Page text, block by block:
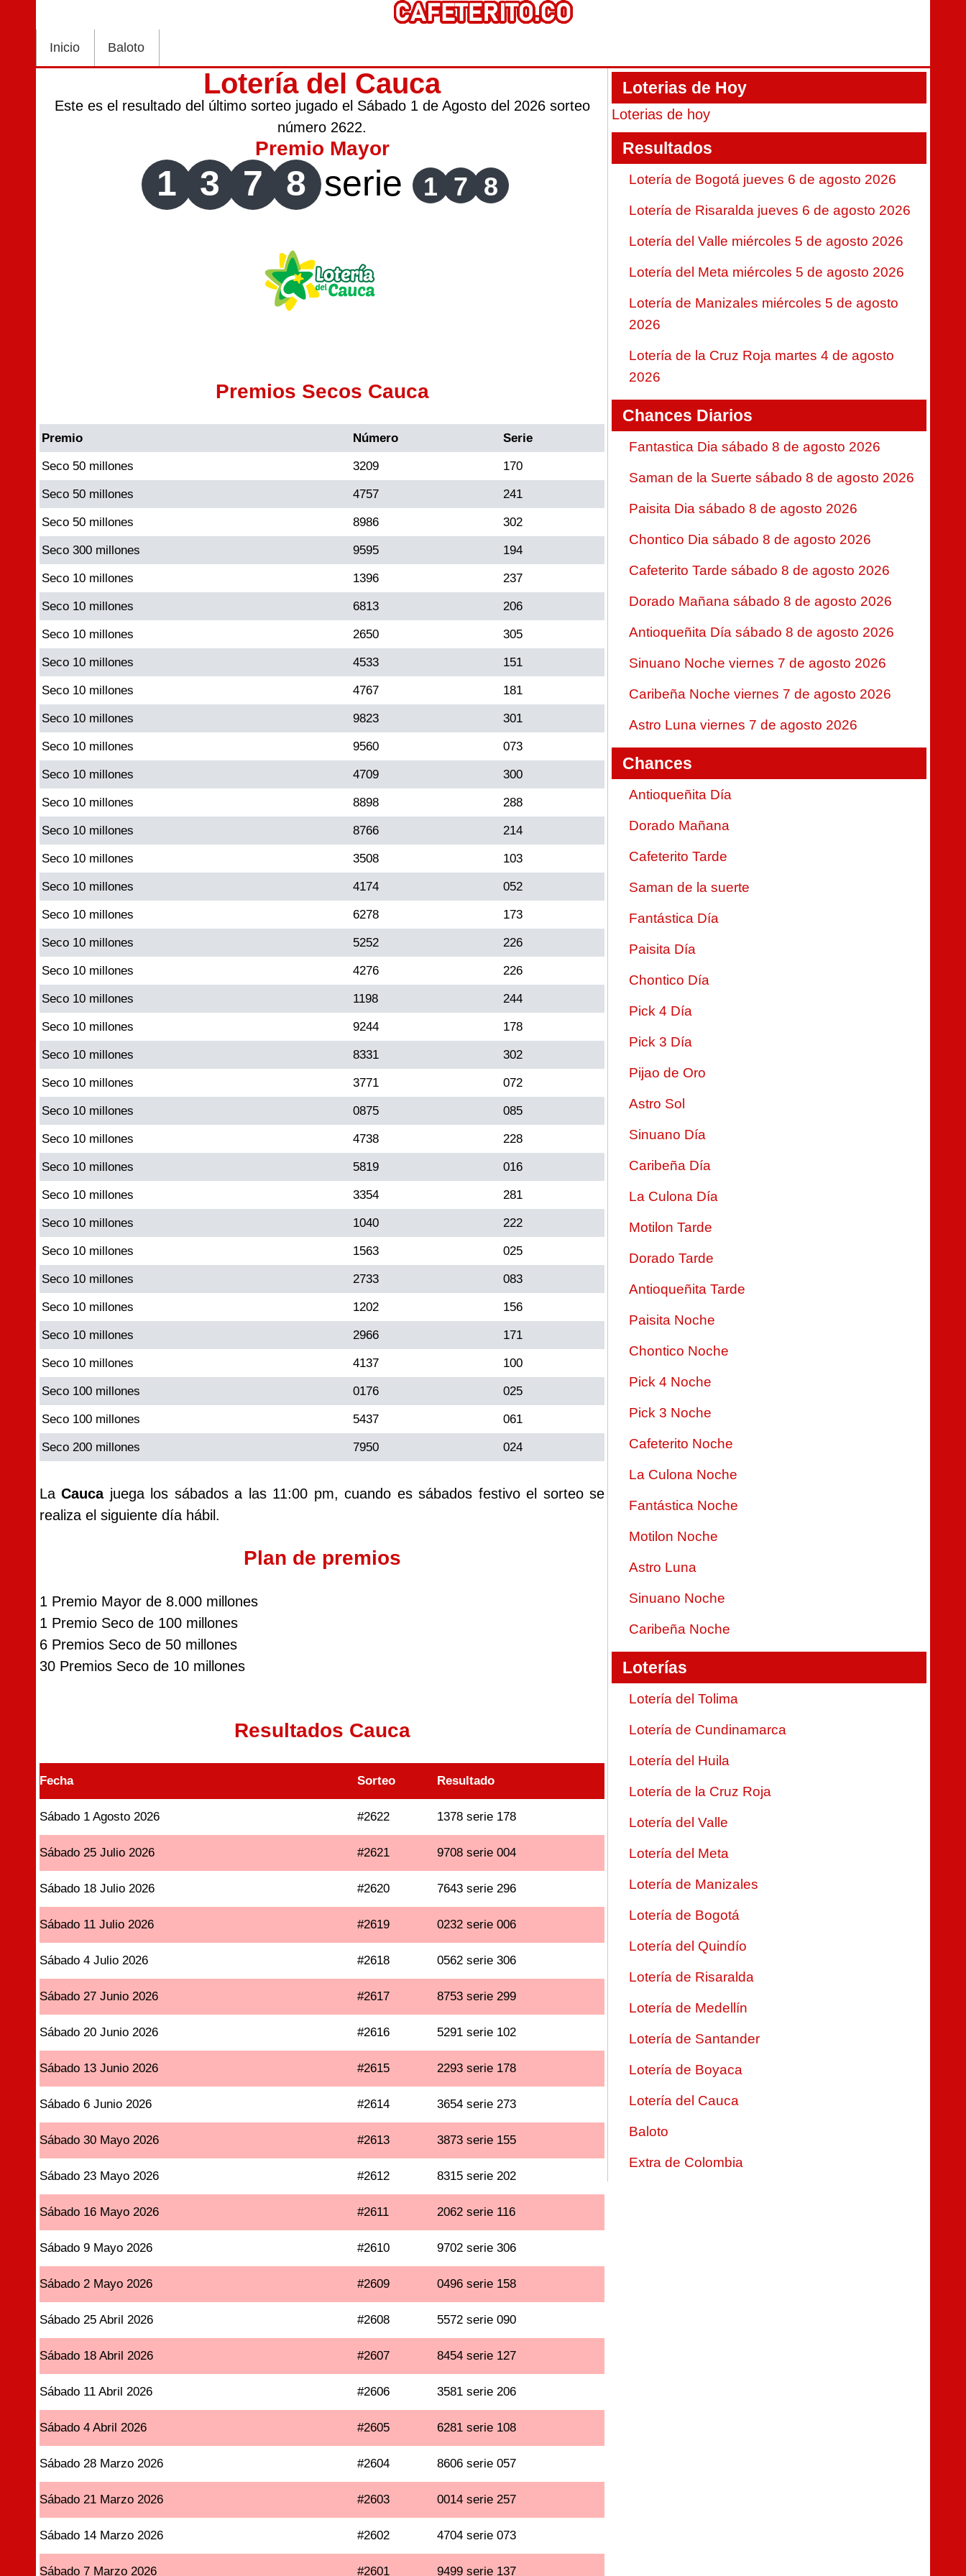
Inicio Baloto
Lotería del Cauca
Este es el resultado del último sorteo jugado el Sábado 1 de Agosto del 2026 sorteo
número 2622.
Premio Mayor
1 3 7 8 serie 1 7 8
Premios Secos Cauca
Premio Número Serie
Seco 50 millones 3209 170
Seco 50 millones 4757 241
Seco 50 millones 8986 302
Seco 300 millones 9595 194
Seco 10 millones 1396 237
Seco 10 millones 6813 206
Seco 10 millones 2650 305
Seco 10 millones 4533 151
Seco 10 millones 4767 181
Seco 10 millones 9823 301
Seco 10 millones 9560 073
Seco 10 millones 4709 300
Seco 10 millones 8898 288
Seco 10 millones 8766 214
Seco 10 millones 3508 103
Seco 10 millones 4174 052
Seco 10 millones 6278 173
Seco 10 millones 5252 226
Seco 10 millones 4276 226
Seco 10 millones 1198 244
Seco 10 millones 9244 178
Seco 10 millones 8331 302
Seco 10 millones 3771 072
Seco 10 millones 0875 085
Seco 10 millones 4738 228
Seco 10 millones 5819 016
Seco 10 millones 3354 281
Seco 10 millones 1040 222
Seco 10 millones 1563 025
Seco 10 millones 2733 083
Seco 10 millones 1202 156
Seco 10 millones 2966 171
Seco 10 millones 4137 100
Seco 100 millones 0176 025
Seco 100 millones 5437 061
Seco 200 millones 7950 024
LaCaucajuega los sábados a las 11:00 pm, cuando es sábados festivo el sorteo se
realiza el siguiente día hábil.
Plan de premios
1 Premio Mayor de 8.000 millones
1 Premio Seco de 100 millones
6 Premios Seco de 50 millones
30 Premios Seco de 10 millones
Resultados Cauca
Fecha Sorteo Resultado
Sábado 1 Agosto 2026 #2622 1378 serie 178
Sábado 25 Julio 2026 #2621 9708 serie 004
Sábado 18 Julio 2026 #2620 7643 serie 296
Sábado 11 Julio 2026 #2619 0232 serie 006
Sábado 4 Julio 2026 #2618 0562 serie 306
Sábado 27 Junio 2026 #2617 8753 serie 299
Sábado 20 Junio 2026 #2616 5291 serie 102
Sábado 13 Junio 2026 #2615 2293 serie 178
Sábado 6 Junio 2026 #2614 3654 serie 273
Sábado 30 Mayo 2026 #2613 3873 serie 155
Sábado 23 Mayo 2026 #2612 8315 serie 202
Sábado 16 Mayo 2026 #2611 2062 serie 116
Sábado 9 Mayo 2026 #2610 9702 serie 306
Sábado 2 Mayo 2026 #2609 0496 serie 158
Sábado 25 Abril 2026 #2608 5572 serie 090
Sábado 18 Abril 2026 #2607 8454 serie 127
Sábado 11 Abril 2026 #2606 3581 serie 206
Sábado 4 Abril 2026 #2605 6281 serie 108
Sábado 28 Marzo 2026 #2604 8606 serie 057
Sábado 21 Marzo 2026 #2603 0014 serie 257
Sábado 14 Marzo 2026 #2602 4704 serie 073
Sábado 7 Marzo 2026 #2601 9499 serie 137
Loterias de Hoy
Loterias de hoy
Resultados
Lotería de Bogotá jueves 6 de agosto 2026
Lotería de Risaralda jueves 6 de agosto 2026
Lotería del Valle miércoles 5 de agosto 2026
Lotería del Meta miércoles 5 de agosto 2026
Lotería de Manizales miércoles 5 de agosto
2026
Lotería de la Cruz Roja martes 4 de agosto
2026
Chances Diarios
Fantastica Dia sábado 8 de agosto 2026
Saman de la Suerte sábado 8 de agosto 2026
Paisita Dia sábado 8 de agosto 2026
Chontico Dia sábado 8 de agosto 2026
Cafeterito Tarde sábado 8 de agosto 2026
Dorado Mañana sábado 8 de agosto 2026
Antioqueñita Día sábado 8 de agosto 2026
Sinuano Noche viernes 7 de agosto 2026
Caribeña Noche viernes 7 de agosto 2026
Astro Luna viernes 7 de agosto 2026
Chances
Antioqueñita Día
Dorado Mañana
Cafeterito Tarde
Saman de la suerte
Fantástica Día
Paisita Día
Chontico Día
Pick 4 Día
Pick 3 Día
Pijao de Oro
Astro Sol
Sinuano Día
Caribeña Día
La Culona Día
Motilon Tarde
Dorado Tarde
Antioqueñita Tarde
Paisita Noche
Chontico Noche
Pick 4 Noche
Pick 3 Noche
Cafeterito Noche
La Culona Noche
Fantástica Noche
Motilon Noche
Astro Luna
Sinuano Noche
Caribeña Noche
Loterías
Lotería del Tolima
Lotería de Cundinamarca
Lotería del Huila
Lotería de la Cruz Roja
Lotería del Valle
Lotería del Meta
Lotería de Manizales
Lotería de Bogotá
Lotería del Quindío
Lotería de Risaralda
Lotería de Medellín
Lotería de Santander
Lotería de Boyaca
Lotería del Cauca
Baloto
Extra de Colombia